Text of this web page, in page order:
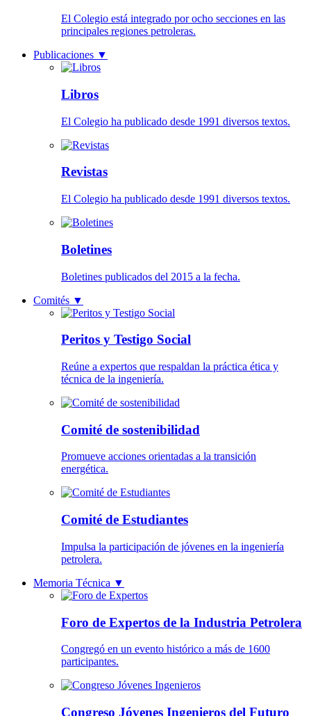
El Colegio está integrado por ocho secciones en las
principales regiones petroleras.
Publicaciones ▼
Libros
El Colegio ha publicado desde 1991 diversos textos.
Revistas
El Colegio ha publicado desde 1991 diversos textos.
Boletines
Boletines publicados del 2015 a la fecha.
Comités ▼
Peritos y Testigo Social
Reúne a expertos que respaldan la práctica ética y
técnica de la ingeniería.
Comité de sostenibilidad
Promueve acciones orientadas a la transición
energética.
Comité de Estudiantes
Impulsa la participación de jóvenes en la ingeniería
petrolera.
Memoria Técnica ▼
Foro de Expertos de la Industria Petrolera
Congregó en un evento histórico a más de 1600
participantes.
Congreso Jóvenes Ingenieros del Futuro